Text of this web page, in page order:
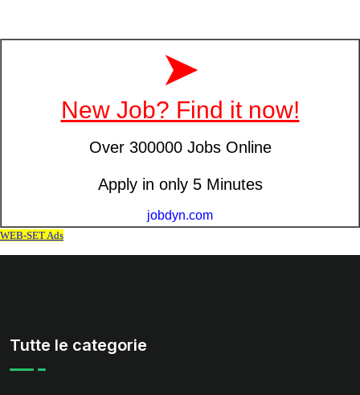
Tutte le categorie